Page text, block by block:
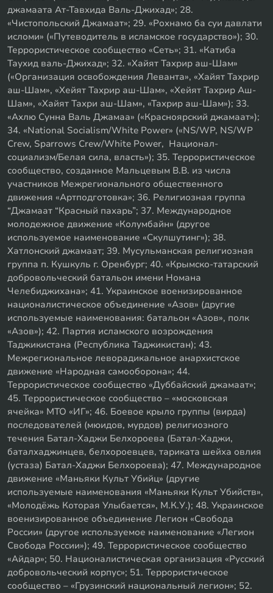
джамаата Ат-Тавхида Валь-Джихад»; 28.
«Чистопольский Джамаат»; 29. «Рохнамо ба суи давлати
исломи» («Путеводитель в исламское государство»); 30.
Террористическое сообщество «Сеть»; 31. «Катиба
Таухид валь-Джихад»; 32. «Хайят Тахрир аш-Шам»
(«Организация освобождения Леванта», «Хайят Тахрир
аш-Шам», «Хейят Тахрир аш-Шам», «Хейят Тахрир Аш-
Шам», «Хайят Тахри аш-Шам», «Тахрир аш-Шам»); 33.
«Ахлю Сунна Валь Джамаа» («Красноярский джамаат»);
34. «National Socialism/White Power» («NS/WP, NS/WP
Crew, Sparrows Crew/White Power, Национал-
социализм/Белая сила, власть»); 35. Террористическое
сообщество, созданное Мальцевым В.В. из числа
участников Межрегионального общественного
движения «Артподготовка»; 36. Религиозная группа
“Джамаат “Красный пахарь”; 37. Международное
молодежное движение «Колумбайн» (другое
используемое наименование «Скулшутинг»); 38.
Хатлонский джамаат; 39. Мусульманская религиозная
группа п. Кушкуль г. Оренбург; 40. «Крымско-татарский
добровольческий батальон имени Номана
Челебиджихана»; 41. Украинское военизированное
националистическое объединение «Азов» (другие
используемые наименования: батальон «Азов», полк
«Азов»); 42. Партия исламского возрождения
Таджикистана (Республика Таджикистан); 43.
Межрегиональное леворадикальное анархистское
движение «Народная самооборона»; 44.
Террористическое сообщество «Дуббайский джамаат»;
45. Террористическое сообщество – «московская
ячейка» МТО «ИГ»; 46. Боевое крыло группы (вирда)
последователей (мюидов, мурдов) религиозного
течения Батал-Хаджи Белхороева (Батал-Хаджи,
баталхаджинцев, белхороевцев, тариката шейха овлия
(устаза) Батал-Хаджи Белхороева); 47. Международное
движение «Маньяки Культ Убийц» (другие
используемые наименования «Маньяки Культ Убийств»,
«Молодёжь Которая Улыбается», М.К.У.); 48. Украинское
военизированное объединение Легион «Свобода
России» (другое используемое наименование «Легион
Свобода России»); 49. Террористическое сообщество
«Айдар»; 50. Националистическая организация «Русский
добровольческий корпус»; 51. Террористическое
сообщество – «Грузинский национальный легион»; 52.